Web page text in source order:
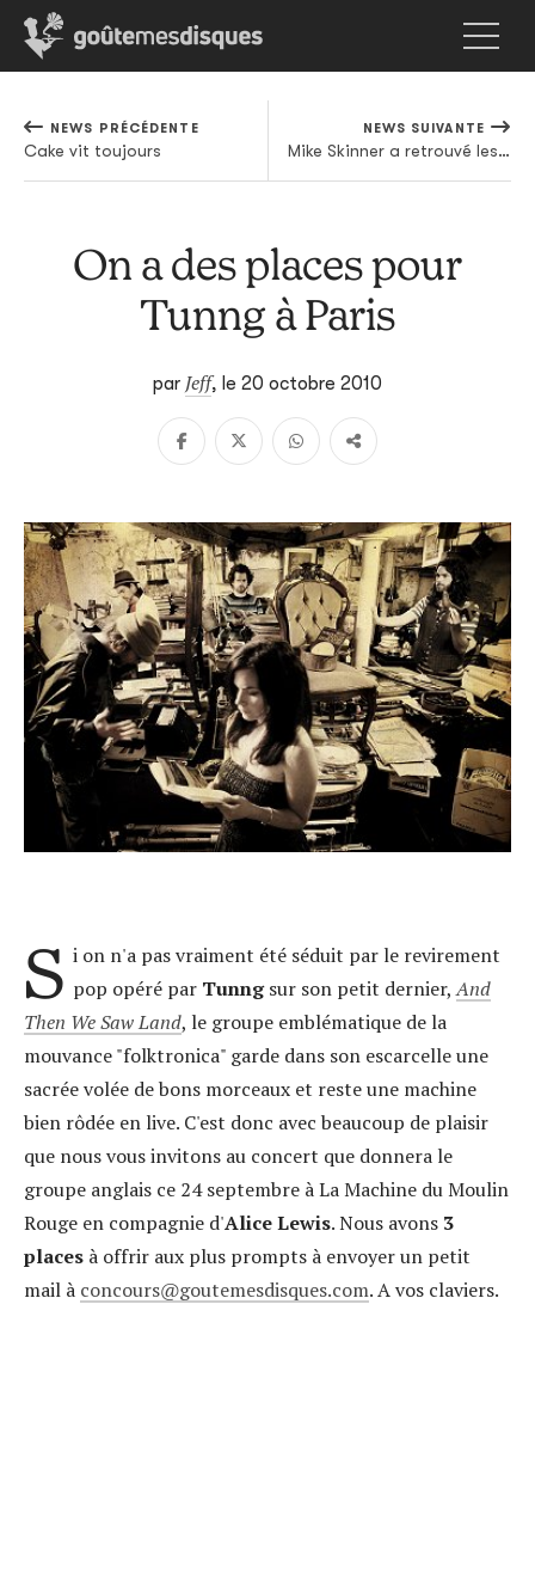
NEWS PRÉCÉDENTE
Cake vit toujours
NEWS SUIVANTE
Mike Skinner a retrouvé les clés de son studio
On a des places pour
Tunng à Paris
par Jeff, le 20 octobre 2010
S i on n'a pas vraiment été séduit par le revirement
pop opéré par Tunngsur son petit dernier,And
Then We Saw Land, le groupe emblématique de la
mouvance "folktronica" garde dans son escarcelle une
sacrée volée de bons morceaux et reste une machine
bien rôdée en live. C'est donc avec beaucoup de plaisir
que nous vous invitons au concert que donnera le
groupe anglais ce 24 septembre àLa Machine du Moulin
Rouge en compagnie d'Alice Lewis. Nous avons 3
places à offrir aux plus prompts à envoyer un petit
mail à concours goutemesdisques.com. A vos claviers.